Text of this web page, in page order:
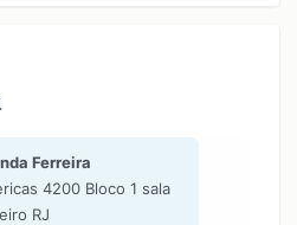
Ferreira
4200 Bloco 1 sala
RJ